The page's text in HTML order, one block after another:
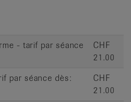
- tarif par séance
CHF
21.00
par séance dès:
CHF
21.00